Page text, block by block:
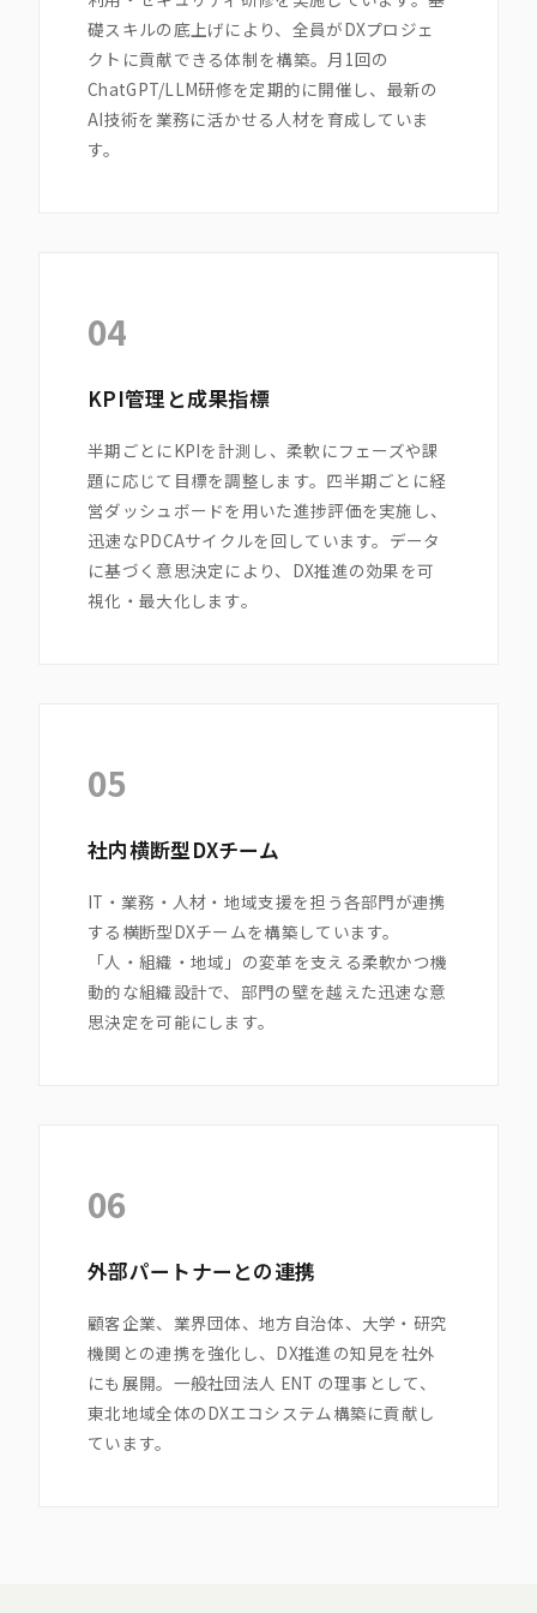
礎スキルの底上げにより、全員がDXプロジェ
クトに貢献できる体制を構築。月1回の
ChatGPT/LLM研修を定期的に開催し、最新の
AI技術を業務に活かせる人材を育成していま
す。
04
KPI管理と成果指標
半期ごとにKPIを計測し、柔軟にフェーズや課
題に応じて目標を調整します。四半期ごとに経
営ダッシュボードを用いた進捗評価を実施し、
迅速なPDCAサイクルを回しています。データ
に基づく意思決定により、DX推進の効果を可
視化・最大化します。
05
社内横断型DXチーム
IT・業務・人材・地域支援を担う各部門が連携
する横断型DXチームを構築しています。
「人・組織・地域」の変革を支える柔軟かつ機
動的な組織設計で、部門の壁を越えた迅速な意
思決定を可能にします。
06
外部パートナーとの連携
顧客企業、業界団体、地方自治体、大学・研究
機関との連携を強化し、DX推進の知見を社外
にも展開。一般社団法人 ENT の理事として、
東北地域全体のDXエコシステム構築に貢献し
ています。